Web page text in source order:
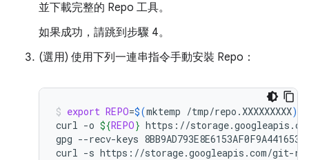
並下載完整的 Repo 工具。
如果成功，請跳到步驟 4。
(選用) 使用下列一連串指令手動安裝 Repo：
export REPO=$(mktemp /tmp/repo.XXXXXXXXX)
curl -o ${REPO} https://
gpg --recv-keys
curl -s https://storage.googleapis.com/git-